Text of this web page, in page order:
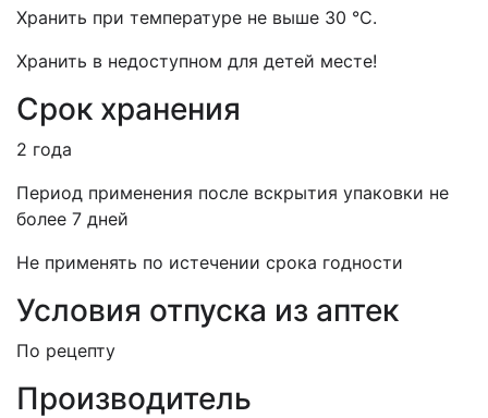
Хранить при температуре не выше 30 °С.
Хранить в недоступном для детей месте!
Срок хранения
2 года
Период применения после вскрытия упаковки не
более 7 дней
Не применять по истечении срока годности
Условия отпуска из аптек
По рецепту
Производитель